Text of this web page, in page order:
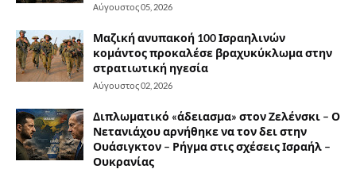
Αύγουστος 05, 2026
Μαζική ανυπακοή 100 Ισραηλινών
κομάντος προκαλέσε βραχυκύκλωμα στην
στρατιωτική ηγεσία
Αύγουστος 02, 2026
Διπλωματικό «άδειασμα» στον Ζελένσκι – Ο
Νετανιάχου αρνήθηκε να τον δει στην
Ουάσιγκτον – Ρήγμα στις σχέσεις Ισραήλ –
Ουκρανίας